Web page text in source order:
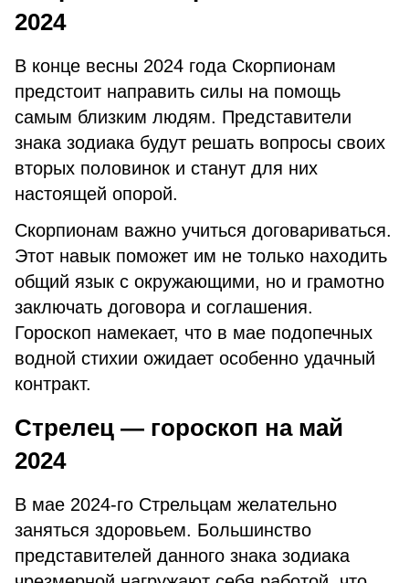
2024
В конце весны 2024 года Скорпионам
предстоит направить силы на помощь
самым близким людям. Представители
знака зодиака будут решать вопросы своих
вторых половинок и станут для них
настоящей опорой.
Скорпионам важно учиться договариваться.
Этот навык поможет им не только находить
общий язык с окружающими, но и грамотно
заключать договора и соглашения.
Гороскоп намекает, что в мае подопечных
водной стихии ожидает особенно удачный
контракт.
Стрелец — гороскоп на май
2024
В мае 2024-го Стрельцам желательно
заняться здоровьем. Большинство
представителей данного знака зодиака